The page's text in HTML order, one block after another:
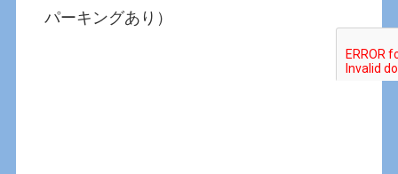
パーキングあり）